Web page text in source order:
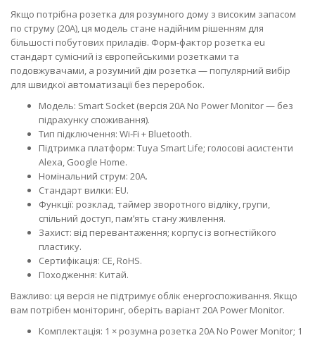
Якщо потрібна розетка для розумного дому з високим запасом
по струму (20A), ця модель стане надійним рішенням для
більшості побутових приладів. Форм-фактор розетка eu
стандарт сумісний із європейськими розетками та
подовжувачами, а розумний дім розетка — популярний вибір
для швидкої автоматизації без переробок.
Модель: Smart Socket (версія 20A No Power Monitor — без
підрахунку споживання).
Тип підключення: Wi‑Fi + Bluetooth.
Підтримка платформ: Tuya Smart Life; голосові асистенти
Alexa, Google Home.
Номінальний струм: 20A.
Стандарт вилки: EU.
Функції: розклад, таймер зворотного відліку, групи,
спільний доступ, пам’ять стану живлення.
Захист: від перевантаження; корпус із вогнестійкого
пластику.
Сертифікація: CE, RoHS.
Походження: Китай.
Важливо: ця версія не підтримує облік енергоспоживання. Якщо
вам потрібен моніторинг, оберіть варіант 20A Power Monitor.
Комплектація: 1 × розумна розетка 20A No Power Monitor; 1